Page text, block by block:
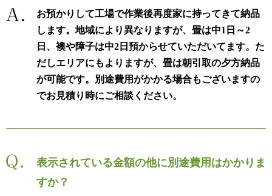
お預かりして工場で作業後再度家に持ってきて納品
します。地域により異なりますが、畳は中1日～2
日、襖や障子は中2日預からせていただいてます。た
だしエリアにもよりますが、畳は朝引取の夕方納品
が可能です。別途費用がかかる場合もございますの
でお見積り時にご相談ください。
表示されている金額の他に別途費用はかかりま
すか？